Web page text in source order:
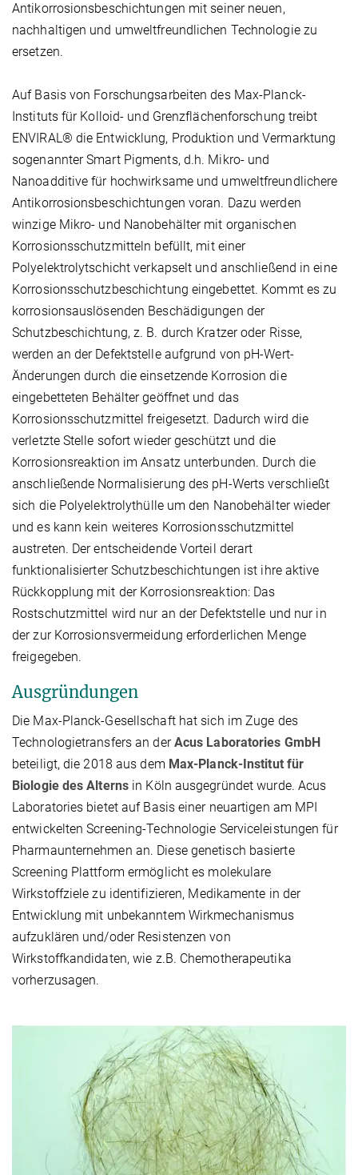
Antikorrosionsbeschichtungen mit seiner neuen,
nachhaltigen und umweltfreundlichen Technologie zu
ersetzen.
Auf Basis von Forschungsarbeiten des Max-Planck-
Instituts für Kolloid- und Grenzflächenforschung treibt
ENVIRAL® die Entwicklung, Produktion und Vermarktung
sogenannter Smart Pigments, d.h. Mikro- und
Nanoadditive für hochwirksame und umweltfreundlichere
Antikorrosionsbeschichtungen voran. Dazu werden
winzige Mikro- und Nanobehälter mit organischen
Korrosionsschutzmitteln befüllt, mit einer
Polyelektrolytschicht verkapselt und anschließend in eine
Korrosionsschutzbeschichtung eingebettet. Kommt es zu
korrosionsauslösenden Beschädigungen der
Schutzbeschichtung, z. B. durch Kratzer oder Risse,
werden an der Defektstelle aufgrund von pH-Wert-
Änderungen durch die einsetzende Korrosion die
eingebetteten Behälter geöffnet und das
Korrosionsschutzmittel freigesetzt. Dadurch wird die
verletzte Stelle sofort wieder geschützt und die
Korrosionsreaktion im Ansatz unterbunden. Durch die
anschließende Normalisierung des pH-Werts verschließt
sich die Polyelektrolythülle um den Nanobehälter wieder
und es kann kein weiteres Korrosionsschutzmittel
austreten. Der entscheidende Vorteil derart
funktionalisierter Schutzbeschichtungen ist ihre aktive
Rückkopplung mit der Korrosionsreaktion: Das
Rostschutzmittel wird nur an der Defektstelle und nur in
der zur Korrosionsvermeidung erforderlichen Menge
freigegeben.
Ausgründungen
Die Max-Planck-Gesellschaft hat sich im Zuge des
Technologietransfers an derAcus Laboratories GmbH
beteiligt, die 2018 aus dem Max-Planck-Institut für
Biologie des Alterns in Köln ausgegründet wurde. Acus
Laboratories bietet auf Basis einer neuartigen am MPI
entwickelten Screening-Technologie Serviceleistungen für
Pharmaunternehmen an. Diese genetisch basierte
Screening Plattform ermöglicht es molekulare
Wirkstoffziele zu identifizieren, Medikamente in der
Entwicklung mit unbekanntem Wirkmechanismus
aufzuklären und/oder Resistenzen von
Wirkstoffkandidaten, wie z.B. Chemotherapeutika
vorherzusagen.